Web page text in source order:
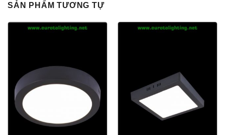
SẢN PHẨM TƯƠNG TỰ